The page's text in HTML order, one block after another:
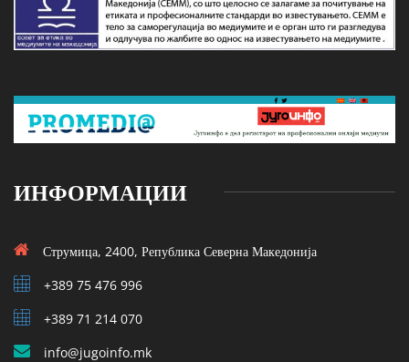
ИНФОРМАЦИИ
Струмица, 2400, Република Северна Македонија
+389 75 476 996
+389 71 214 070
info@jugoinfo.mk